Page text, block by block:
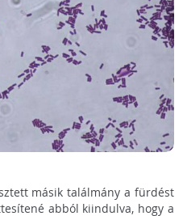
másik találmány a fürdést
abból kiindulva, hogy a